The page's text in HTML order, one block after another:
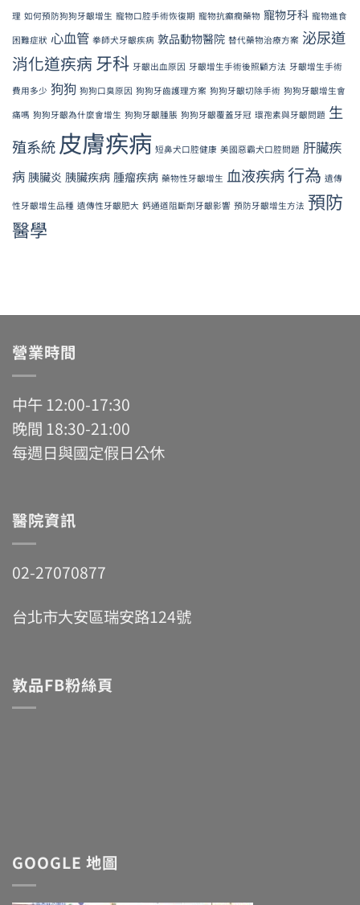
理 如何預防狗狗牙齦增生 寵物口腔手術恢復期 寵物抗癲癇藥物 寵物牙科 寵物進食
困難症狀 心血管 拳師犬牙齦疾病 敦品動物醫院 替代藥物治療方案 泌尿道
消化道疾病 牙科 牙齦出血原因 牙齦增生手術後照顧方法 牙齦增生手術
費用多少 狗狗 狗狗口臭原因 狗狗牙齒護理方案 狗狗牙齦切除手術 狗狗牙齦增生會
痛嗎 狗狗牙齦為什麼會增生 狗狗牙齦腫脹 狗狗牙齦覆蓋牙冠 環孢素與牙齦問題 生
殖系統 皮膚疾病 短鼻犬口腔健康 美國惡霸犬口腔問題 肝臟疾
病 胰臟炎 胰臟疾病 腫瘤疾病 藥物性牙齦增生 血液疾病行為 遺傳
性牙齦增生品種 遺傳性牙齦肥大 鈣通道阻斷劑牙齦影響 預防牙齦增生方法 預防
醫學
營業時間
中午 12:00-17:30
晚間 18:30-21:00
每週日與國定假日公休
醫院資訊
02-27070877
台北市大安區瑞安路124號
敦品FB粉絲頁
GOOGLE 地圖